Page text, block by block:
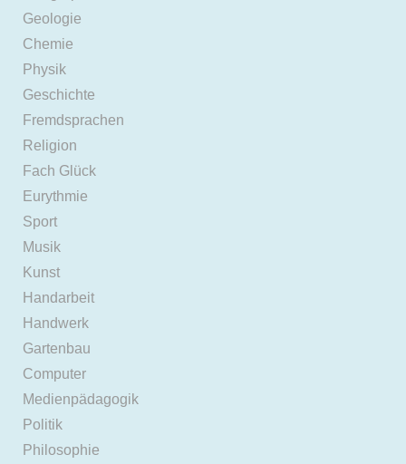
Geologie
Chemie
Physik
Geschichte
Fremdsprachen
Religion
Fach Glück
Eurythmie
Sport
Musik
Kunst
Handarbeit
Handwerk
Gartenbau
Computer
Medienpädagogik
Politik
Philosophie